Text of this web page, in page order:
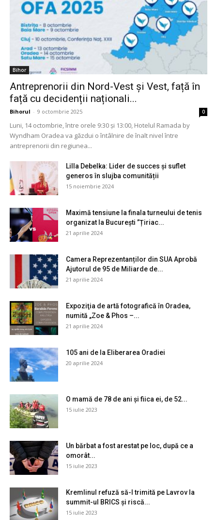
Bihor
Antreprenorii din Nord-Vest și Vest, față în
față cu decidenții naționali...
Bihorul - 9 octombrie 2025 0
Luni, 14 octombrie, între orele 9:30 și 13:00, Hotelul Ramada by
Wyndham Oradea va găzdui o întâlnire de înalt nivel între
antreprenorii din regiunea...
Lilla Debelka: Lider de succes și suflet
generos în slujba comunității
15 noiembrie 2024
Maximă tensiune la finala turneului de tenis
organizat la București ”Țiriac...
21 aprilie 2024
Camera Reprezentanților din SUA Aprobă
Ajutorul de 95 de Miliarde de...
21 aprilie 2024
Expoziţia de artă fotografică în Oradea,
numită „Zoe & Phos –...
21 aprilie 2024
105 ani de la Eliberarea Oradiei
20 aprilie 2024
O mamă de 78 de ani și fiica ei, de 52...
15 iulie 2023
Un bărbat a fost arestat pe loc, după ce a
omorât...
15 iulie 2023
Kremlinul refuză să-l trimită pe Lavrov la
summit-ul BRICS și riscă...
15 iulie 2023